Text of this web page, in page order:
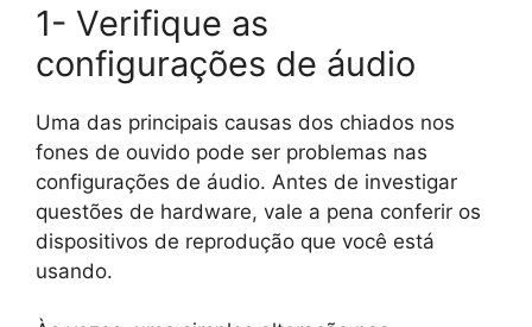
1- Verifique as
configurações de áudio
Uma das principais causas dos chiados nos
fones de ouvido pode ser problemas nas
configurações de áudio. Antes de investigar
questões de hardware, vale a pena conferir os
dispositivos de reprodução que você está
usando.